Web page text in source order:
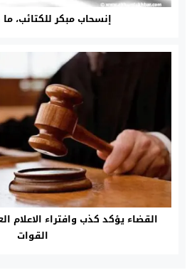
إنسحاب مبكر للكتائب،
القضاء يؤكد كذب وافتراء الاعلام
القوات